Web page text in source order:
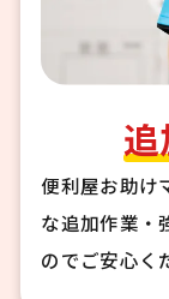
便利屋お助け
な追加作業・
のでご安心く